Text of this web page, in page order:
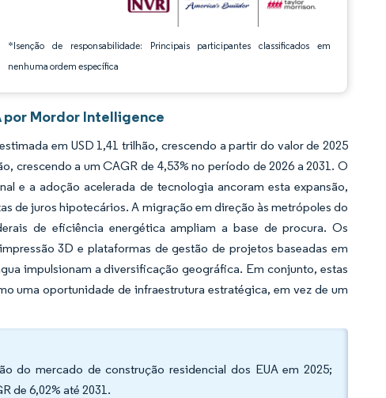
*Isenção de responsabilidade: Principais participantes classificados em
nenhuma ordem específica
por Mordor Intelligence
em USD 1,41 trilhão, crescendo a partir do valor de 2025
crescendo a um CAGR de 4,53% no período de 2026 a 2031. O
e a adoção acelerada de tecnologia ancoram esta expansão,
de juros hipotecários. A migração em direção às metrópoles do
de eficiência energética ampliam a base de procura. Os
3D e plataformas de gestão de projetos baseadas em
impulsionam a diversificação geográfica. Em conjunto, estas
uma oportunidade de infraestrutura estratégica, em vez de um
do mercado de construção residencial dos EUA em 2025;
de 6,02% até 2031.